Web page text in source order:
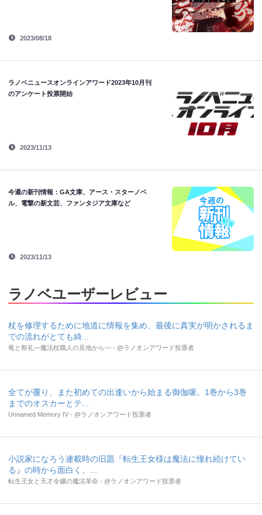
2023/08/18
ラノベニュースオンラインアワード2023年10月刊
のアンケート投票開始
2023/11/13
今週の新刊情報：GA文庫、アース・スターノベ
ル、電撃の新文芸、ファンタジア文庫など
2023/11/13
ラノベユーザーレビュー
杖を修理するために地道に情報を集め、最後に真実が明かされるま
での流れがとても綺...
竜と祭礼―魔法杖職人の見地から― - @ラノオンアワード投票者
全てが覆り、また初めての出逢いから始まる御伽噺。1巻から3巻
までのオスカーとテ...
Unnamed Memory IV - @ラノオンアワード投票者
小説家になろう連載時の旧題『転生王女様は魔法に憧れ続けてい
る』の時から面白く、...
転生王女と天才令嬢の魔法革命 - @ラノオンアワード投票者